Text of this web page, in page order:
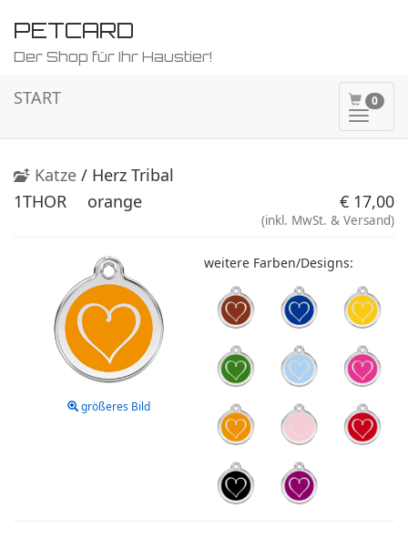
PETCARD
Der Shop für Ihr Haustier!
0
ein-/
START
Katze / Herz Tribal
1THOR
orange € 17,00
(inkl. MwSt. & Versand)
größeres Bild
weitere Farben/Designs: